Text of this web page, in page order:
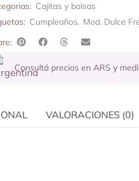
Cajitas y bolsas
Cumpleaños, Mod. Dulce
Consultá precios en ARS y
VALORACIONES (0)